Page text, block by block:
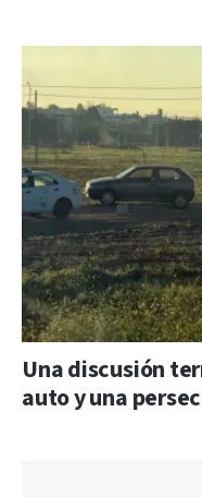
Una discusión
auto y una